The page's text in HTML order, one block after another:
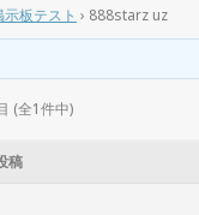
示板テスト › 888starz uz
(全1件中)
稿